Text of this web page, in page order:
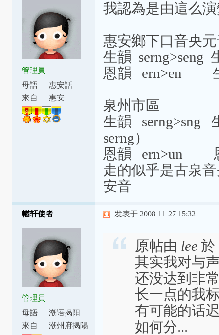
管理員
母語
惠安話
來自
惠安
我認為是由這么
惠安鄉下口音央
生韻 serng>seng
恩韻 ern>en 生
泉州市區
生韻 serng>sng
serng）
恩韻 ern>un 恩
走的似乎是古泉
安音
輶轩使者
管理員
母語
潮语揭阳
腔
來自
潮州府揭陽
发表于 2008-11-27 15:32
原帖由 lee於
其实我对与
还没达到非
长一点的我
有可能的话
如何分...